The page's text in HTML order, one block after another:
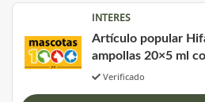
INTERES
Artículo popular
ampollas 20×5 ml
Verificado